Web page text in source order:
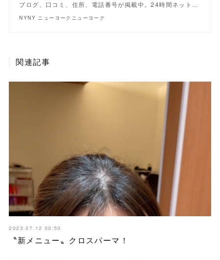
ブログ、口コミ、住所、電話番号が掲載中。24時間ネット…
NYNY ニューヨークニューヨーク
関連記事
2023.07.12 00:50
〝新メニュー〟クロスパーマ！